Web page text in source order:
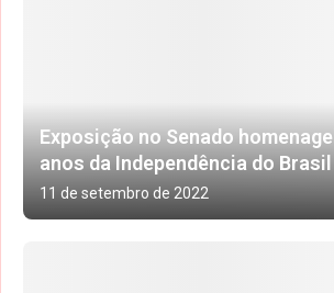
Exposição no Senado
anos da Independência do Brasil
11 de setembro de 2022